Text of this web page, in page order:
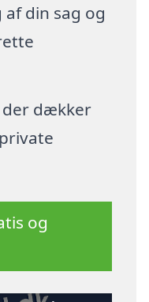
din sag og
dækker
og